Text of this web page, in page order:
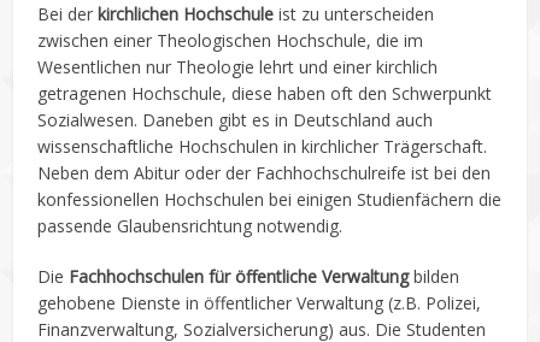
Bei derkirchlichen Hochschule ist zu unterscheiden
zwischen einer Theologischen Hochschule, die im
Wesentlichen nur Theologie lehrt und einer kirchlich
getragenen Hochschule, diese haben oft den Schwerpunkt
Sozialwesen. Daneben gibt es in Deutschland auch
wissenschaftliche Hochschulen in kirchlicher Trägerschaft.
Neben dem Abitur oder der Fachhochschulreife ist bei den
konfessionellen Hochschulen bei einigen Studienfächern die
passende Glaubensrichtung notwendig.
Die Fachhochschulen für öffentliche Verwaltungbilden
gehobene Dienste in öffentlicher Verwaltung (z.B. Polizei,
Finanzverwaltung, Sozialversicherung) aus. Die Studenten